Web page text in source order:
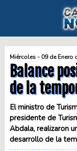
Miércoles - 09 de Enero
Balance
de la
El ministro de
presidente de
Abdala, realizaron
desarrollo de la